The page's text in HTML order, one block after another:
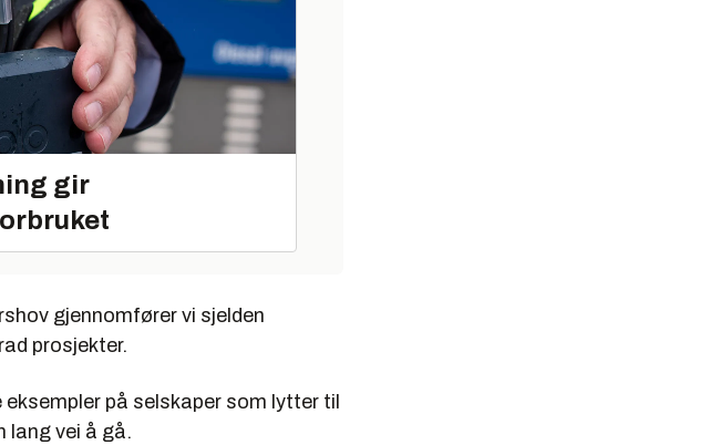
gir
gjennomfører vi sjelden
prosjekter.
på selskaper som lytter til
lang vei å gå.